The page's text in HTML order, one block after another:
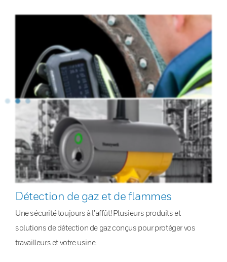
Détection de gaz et de flammes
Une sécurité toujours à l’affût! Plusieurs produits et
solutions de détection de gaz conçus pour protéger vos
travailleurs et votre usine.